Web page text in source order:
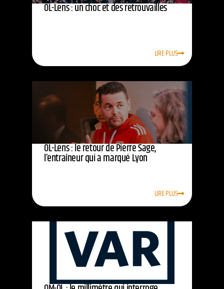
OL-Lens : un choc et des retrouvailles
LIRE PLUS
OL-Lens : le retour de Pierre Sage,
l’entraîneur qui a marqué Lyon
LIRE PLUS